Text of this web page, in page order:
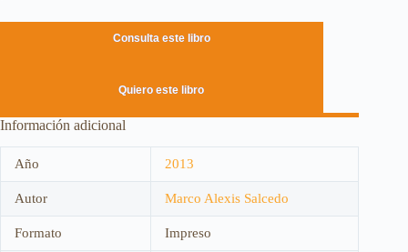
Consulta este libro
Quiero este libro
Información adicional
Año 2013
Autor Marco Alexis Salcedo
Formato Impreso